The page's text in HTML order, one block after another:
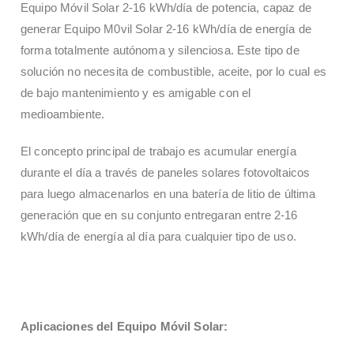
Equipo Móvil Solar 2-16 kWh/día de potencia, capaz de
generar Equipo M0vil Solar 2-16 kWh/día de energía de
forma totalmente autónoma y silenciosa. Este tipo de
solución no necesita de combustible, aceite, por lo cual es
de bajo mantenimiento y es amigable con el
medioambiente.
El concepto principal de trabajo es acumular energía
durante el día a través de paneles solares fotovoltaicos
para luego almacenarlos en una batería de litio de última
generación que en su conjunto entregaran entre 2-16
kWh/día de energía al día para cualquier tipo de uso.
Aplicaciones del Equipo Móvil Solar: